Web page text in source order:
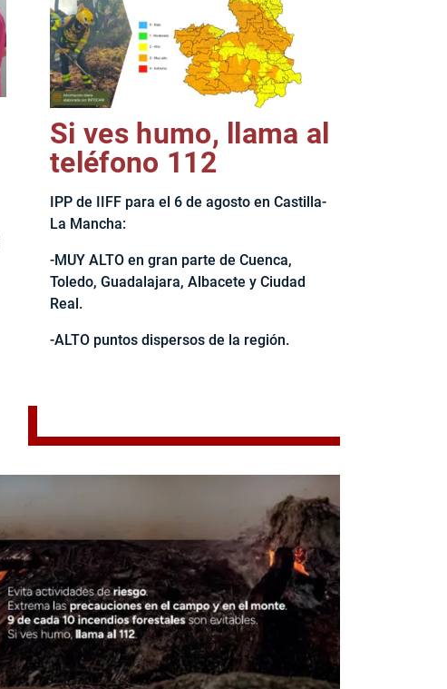
Si ves humo, llama al
teléfono 112
IPP de IIFF para el 6 de agosto en Castilla-
La Mancha:
-MUY ALTO en gran parte de Cuenca,
Toledo, Guadalajara, Albacete y Ciudad
Real.
-ALTO puntos dispersos de la región.